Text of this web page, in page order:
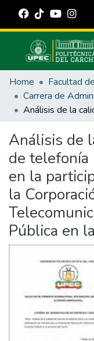
Communities &
All of DSpace
Statistics
Estadísticas
Manuales
Home
Análisis de
de telefonía
en la
la
Pública en